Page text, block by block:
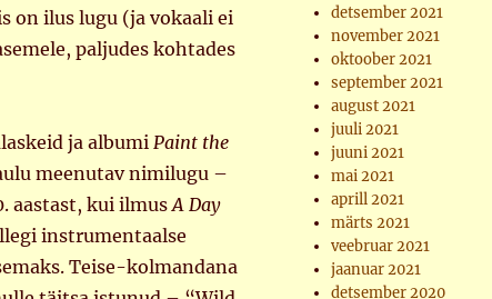
on ilus lugu (ja vokaali ei
paljudes kohtades
ja albumiPaint the
meenutav nimilugu –
aastast, kui ilmusA Day
instrumentaalse
Teise-kolmandana
detsember 2021
november 2021
oktoober 2021
september 2021
august 2021
juuli 2021
juuni 2021
mai 2021
aprill 2021
märts 2021
veebruar 2021
jaanuar 2021
detsember 2020